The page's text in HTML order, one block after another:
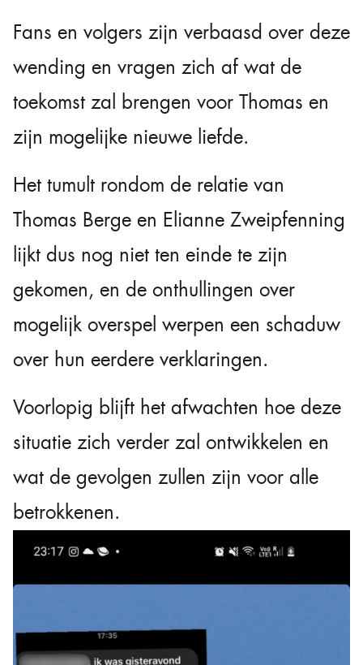
Fans en volgers zijn verbaasd over deze
wending en vragen zich af wat de
toekomst zal brengen voor Thomas en
zijn mogelijke nieuwe liefde.
Het tumult rondom de relatie van
Thomas Berge en Elianne Zweipfenning
lijkt dus nog niet ten einde te zijn
gekomen, en de onthullingen over
mogelijk overspel werpen een schaduw
over hun eerdere verklaringen.
Voorlopig blijft het afwachten hoe deze
situatie zich verder zal ontwikkelen en
wat de gevolgen zullen zijn voor alle
betrokkenen.